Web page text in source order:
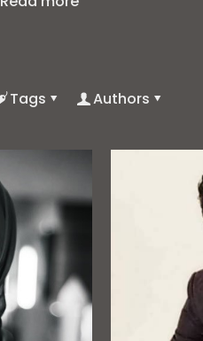
Tags Authors